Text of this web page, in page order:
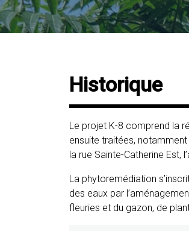
Historique
Le projet K-8 comprend la
ensuite traitées,
la rue Sainte-Catherine Est,
La phytoremédiation
des eaux par
fleuries et du gazon, de